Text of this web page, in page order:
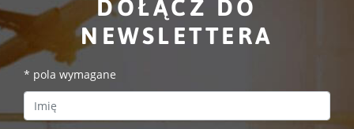
DOŁĄCZ DO
NEWSLETTERA
* pola wymagane
First Name